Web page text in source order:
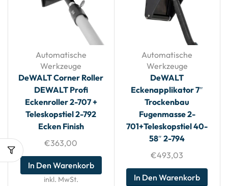
Automatische
Werkzeuge
DeWALT Corner Roller
DEWALT Profi
Eckenroller 2-707 +
Teleskopstiel 2-792
Ecken Finish
€363,00
In Den Warenkorb
inkl. MwSt.
Automatische
Werkzeuge
DeWALT
Eckenapplikator 7″
Trockenbau
Fugenmasse 2-
701+Teleskopstiel 40-
58″ 2-794
€493,03
In Den Warenkorb